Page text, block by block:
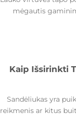
mėgautis
Kaip Išsirinkti
Sandėliukas yra
reikmenis ar kitus